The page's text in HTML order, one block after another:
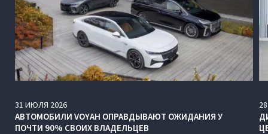
31 ИЮЛЯ 2026
АВТОМОБИЛИ VOYAH ОПРАВДЫВАЮТ ОЖИДАНИЯ У
ПОЧТИ 90% СВОИХ ВЛАДЕЛЬЦЕВ
28